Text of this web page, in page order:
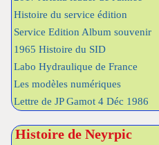
Histoire du service édition
Service Edition Album souvenir
1965 Histoire du SID
Labo Hydraulique de France
Les modèles numériques
Lettre de JP Gamot 4 Déc 1986
Histoire de Neyrpic